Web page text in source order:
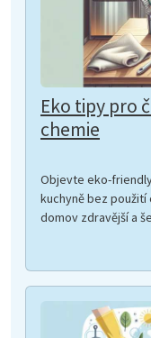
Eko tipy pro
chemie
Objevte eko-
kuchyně bez
domov zdravější a